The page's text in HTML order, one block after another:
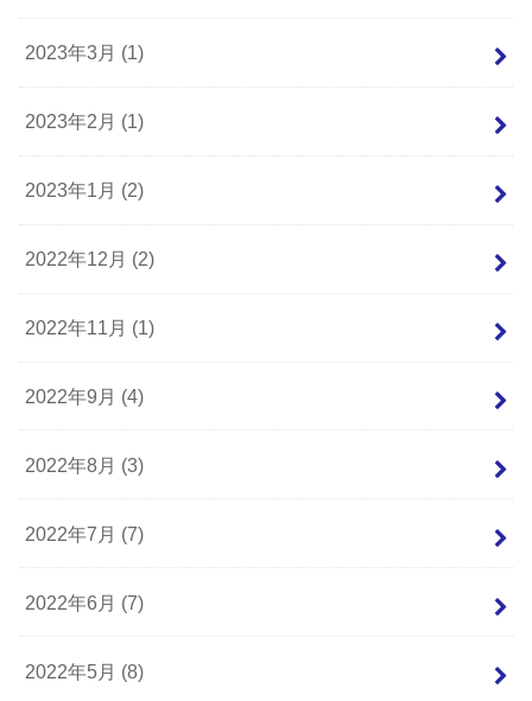
2023年3月 (1)
2023年2月 (1)
2023年1月 (2)
2022年12月 (2)
2022年11月 (1)
2022年9月 (4)
2022年8月 (3)
2022年7月 (7)
2022年6月 (7)
2022年5月 (8)